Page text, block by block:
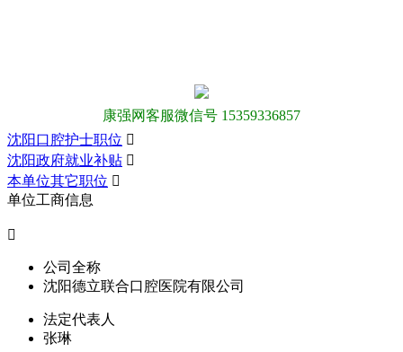
康强网客服微信号 15359336857
沈阳口腔护士职位 
沈阳政府就业补贴 
本单位其它职位 
单位工商信息

公司全称
沈阳德立联合口腔医院有限公司
法定代表人
张琳